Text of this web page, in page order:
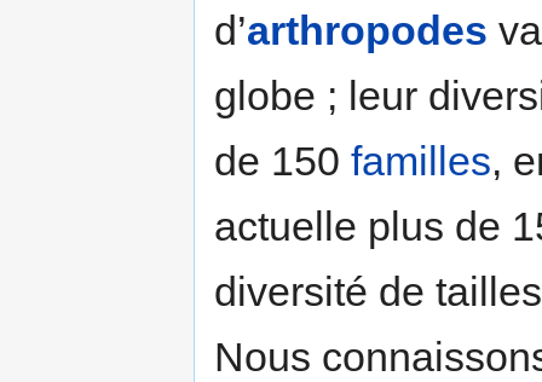
d’arthropodes
globe ; leur
de 150 familles,
actuelle plus de
diversité de
Nous